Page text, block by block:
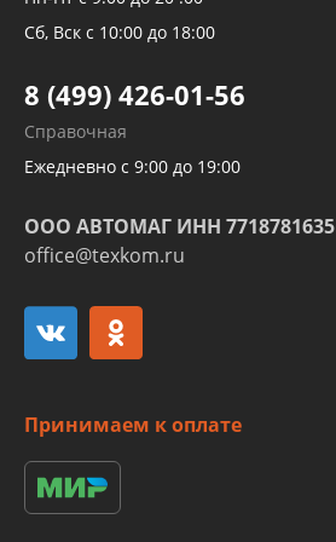
Трубок кондиционеров
Развертка пайка медных стальных
алюминиевых трубок и штуцеров
Сб, Вск с 10:00 до 18:00
8 (499) 426-01-56
Справочная
Ежедневно с 9:00 до 19:00
ООО АВТОМАГ ИНН 7718781635
office@texkom.ru
Принимаем к оплате